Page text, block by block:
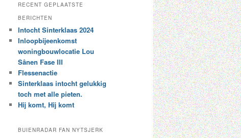
e
e
n
b
e
a
a
l
d
c
k
i
n
h
t
a
r
c
h
i
RECENT GEPLAATSTE
BERICHTEN
Intocht Sinterklaas 2024
Inloopbijeenkomst
woningbouwlocatie Lou
Sânen Fase III
Flessenactie
Sinterklaas intocht gelukkig
toch met alle pieten.
Hij komt, Hij komt
BUIENRADAR FAN NYTSJERK